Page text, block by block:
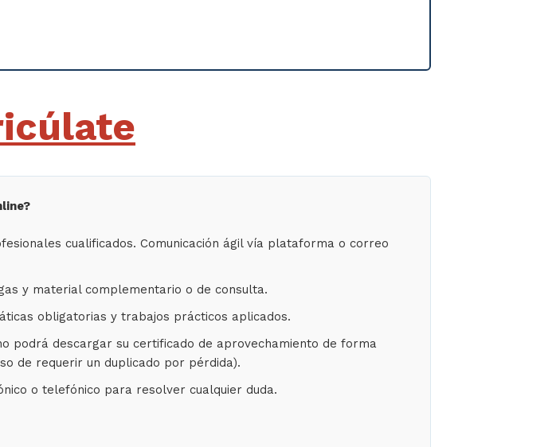
cualificados. Comunicación ágil vía plataforma o correo
y material complementario o de consulta.
obligatorias y trabajos prácticos aplicados.
podrá descargar su certificado de aprovechamiento de forma
de requerir un duplicado por pérdida).
o telefónico para resolver cualquier duda.